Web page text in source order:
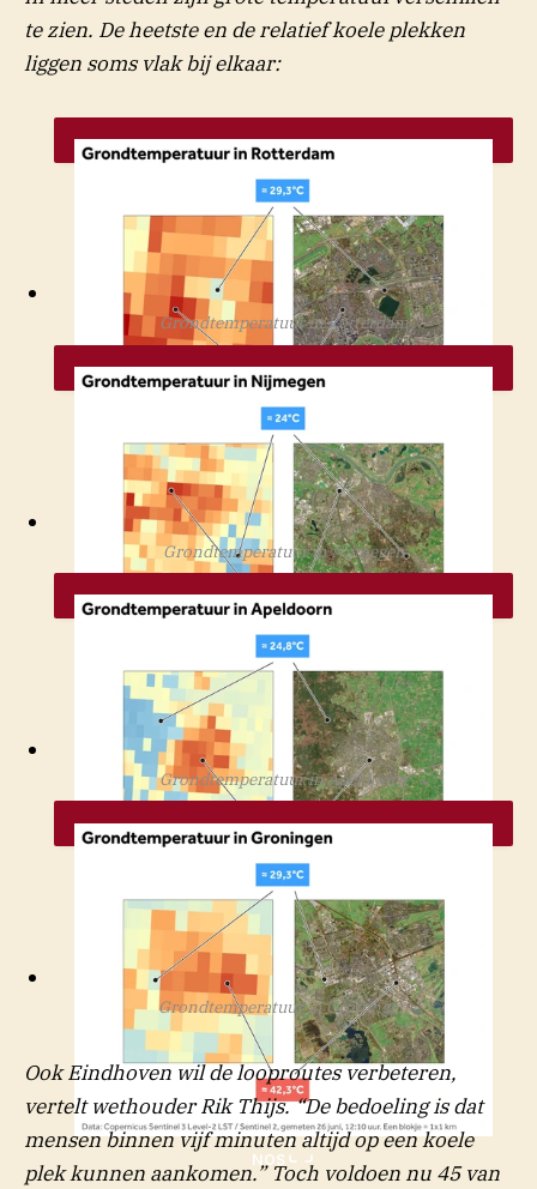
te zien. De heetste en de relatief koele plekken
liggen soms vlak bij elkaar:
NOS
Grondtemperatuur in Rotterdam
Grondtemperatuur in Nijmegen
NOS
Grondtemperatuur in Apeldoorn
NOS
Grondtemperatuur in Groningen
Ook Eindhoven wil de looproutes verbeteren,
vertelt wethouder Rik Thijs. “De bedoeling is dat
mensen binnen vijf minuten altijd op een koele
plek kunnen aankomen.” Toch voldoen nu 45 van